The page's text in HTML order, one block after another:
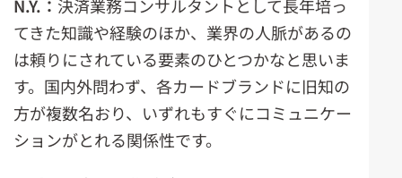
N.Y. ： 決済業務コンサルタントとして長年培っ
てきた知識や経験のほか、業界の人脈があるの
は頼りにされている要素のひとつかなと思いま
す。国内外問わず、各カードブランドに旧知の
方が複数名おり、いずれもすぐにコミュニケー
ションがとれる関係性です。